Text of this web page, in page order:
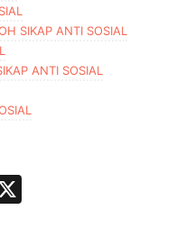
SIKAP ANTI SOSIAL
ANTI SOSIAL